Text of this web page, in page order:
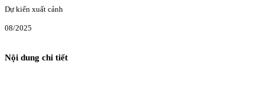
Dự kiến xuất cảnh
08/2025
Nội dung chi tiết